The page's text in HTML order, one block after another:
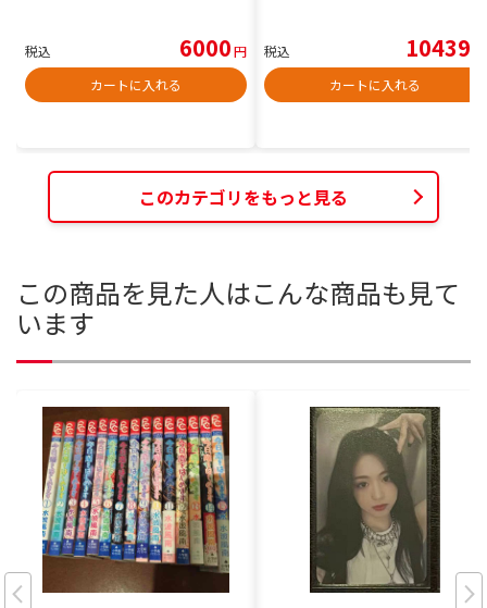
税込 6000円
カートに入れる
税込 10439
カートに入れる
このカテゴリをもっと見る
この商品を見た人はこんな商品も見て
います